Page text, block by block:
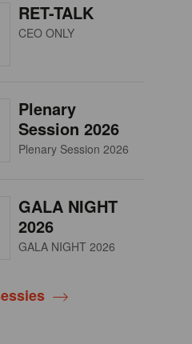
RET-TALK
CEO ONLY
Plenary
Session 2026
Plenary Session 2026
GALA NIGHT
2026
GALA NIGHT 2026